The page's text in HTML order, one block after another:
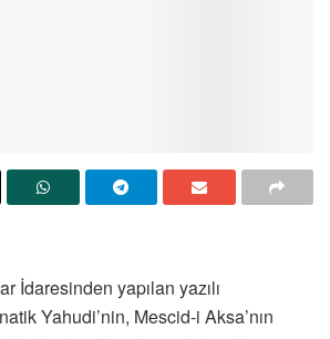
İdaresinden yapılan yazılı
Yahudi’nin, Mescid-i Aksa’nın